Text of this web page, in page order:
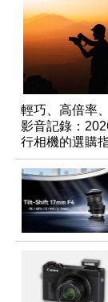
輕巧、高倍率
影音記錄：
行相機的選購